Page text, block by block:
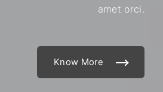
amet orci.
Know More